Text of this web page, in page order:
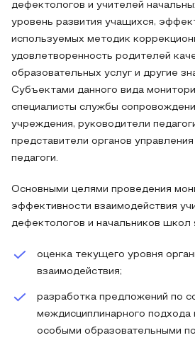
дефектологов и учителей
уровень развития учащихся,
используемых методик
удовлетворенность родителей
образовательных услуг и другие
Субъектами данного вида
специалисты службы
учреждения, руководители
представители органов
педагоги.
Основными целями проведения
эффективности взаимодействия
дефектологов и начальников школ
оценка текущего уровня
взаимодействия;
разработка предложений по
междисциплинарного подхода
особыми образовательными